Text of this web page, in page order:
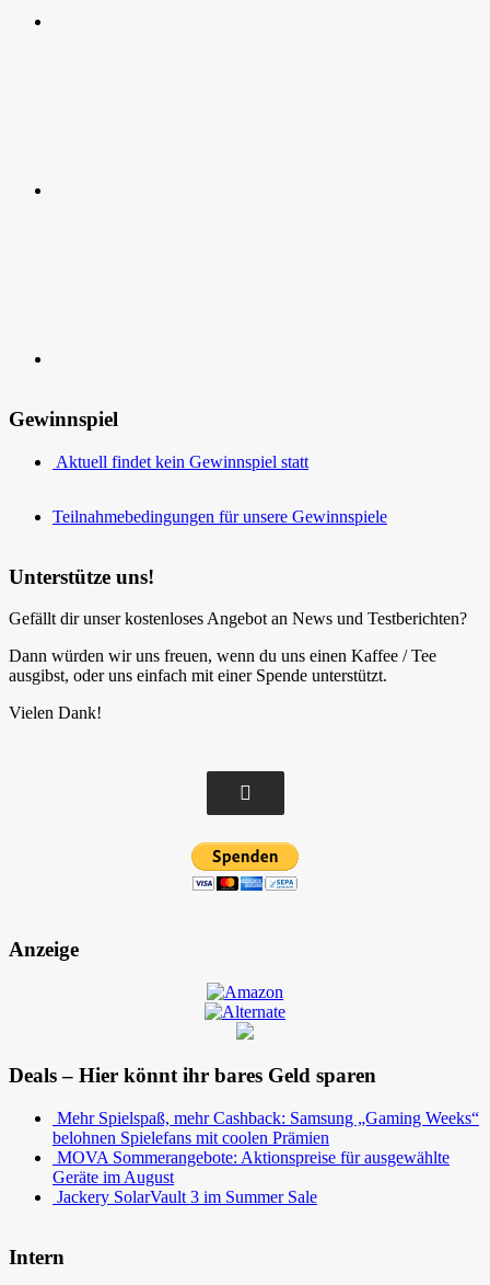
Gewinnspiel
Aktuell findet kein Gewinnspiel statt
Teilnahmebedingungen für unsere Gewinnspiele
Unterstütze uns!
Gefällt dir unser kostenloses Angebot an News und Testberichten?
Dann würden wir uns freuen, wenn du uns einen Kaffee / Tee
ausgibst, oder uns einfach mit einer Spende unterstützt.
Vielen Dank!
Anzeige
Deals – Hier könnt ihr bares Geld sparen
Mehr Spielspaß, mehr Cashback: Samsung „Gaming Weeks“
belohnen Spielefans mit coolen Prämien
MOVA Sommerangebote: Aktionspreise für ausgewählte
Geräte im August
Jackery SolarVault 3 im Summer Sale
Intern